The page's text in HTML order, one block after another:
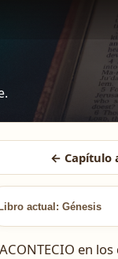
← Capítulo
actual: Génesis
en